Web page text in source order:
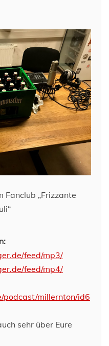
Fanclub „Frizzante
feed/mp3/
feed/mp4/
podcast/millernton/id6
sehr über Eure